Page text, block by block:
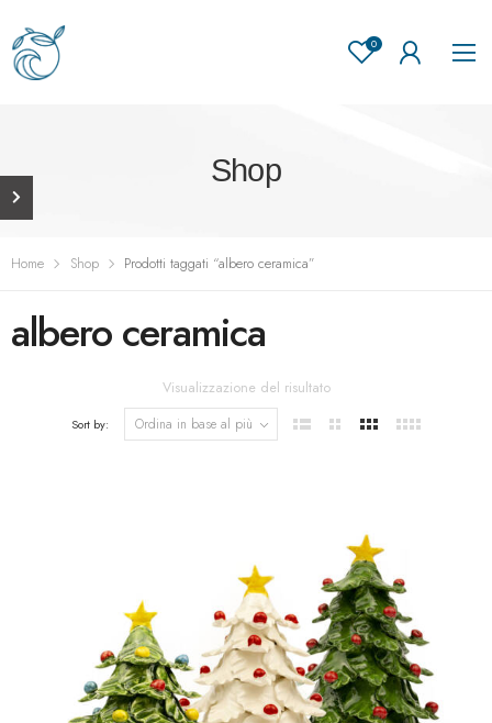
0
Shop
Home Shop Prodotti taggati “albero ceramica”
albero ceramica
Visualizzazione del risultato
Sort by: